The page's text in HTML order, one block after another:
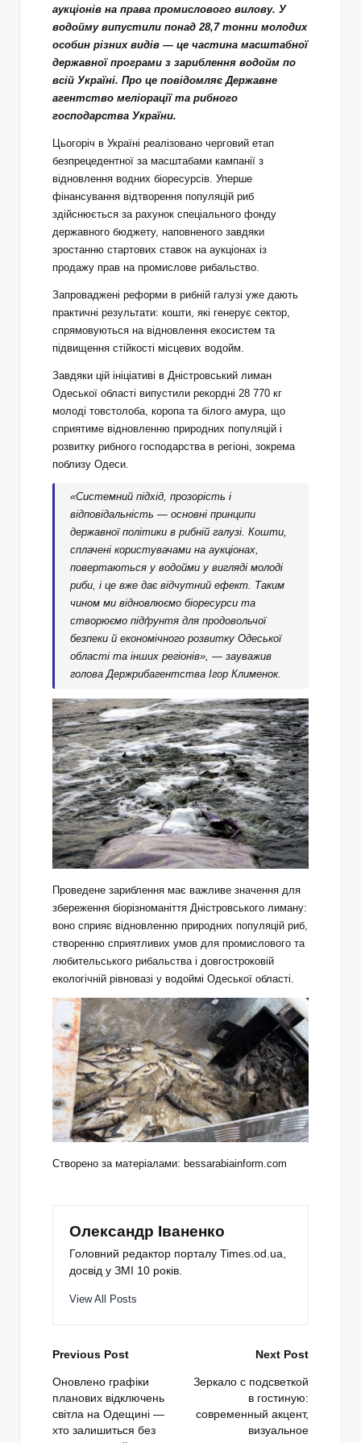
аукціонів на права промислового вилову. У
водойму випустили понад 28,7 тонни молодих
особин різних видів — це частина масштабної
державної програми з зариблення водойм по
всій Україні. Про це повідомляє Державне
агентство меліорації та рибного
господарства України.
Цьогоріч в Україні реалізовано черговий етап
безпрецедентної за масштабами кампанії з
відновлення водних біоресурсів. Уперше
фінансування відтворення популяцій риб
здійснюється за рахунок спеціального фонду
державного бюджету, наповненого завдяки
зростанню стартових ставок на аукціонах із
продажу прав на промислове рибальство.
Запроваджені реформи в рибній галузі уже дають
практичні результати: кошти, які генерує сектор,
спрямовуються на відновлення екосистем та
підвищення стійкості місцевих водойм.
Завдяки цій ініціативі в Дністровський лиман
Одеської області випустили рекордні 28 770 кг
молоді товстолоба, коропа та білого амура, що
сприятиме відновленню природних популяцій і
розвитку рибного господарства в регіоні, зокрема
поблизу Одеси.
«Системний підхід, прозорість і
відповідальність — основні принципи
державної політики в рибній галузі. Кошти,
сплачені користувачами на аукціонах,
повертаються у водойми у вигляді молоді
риби, і це вже дає відчутний ефект. Таким
чином ми відновлюємо біоресурси та
створюємо підґрунтя для продовольчої
безпеки й економічного розвитку Одеської
області та інших регіонів», — зауважив
голова Держрибагентства Ігор Клименок.
Проведене зариблення має важливе значення для
збереження біорізноманіття Дністровського лиману:
воно сприяє відновленню природних популяцій риб,
створенню сприятливих умов для промислового та
любительського рибальства і довгостроковій
екологічній рівновазі у водоймі Одеської області.
Створено за матеріалами: bessarabiainform.com
Олександр Іваненко
Головний редактор порталу Times.od.ua,
досвід у ЗМІ 10 років.
View All Posts
Post
navigation
Previous Post
Оновлено графіки
планових відключень
світла на Одещині —
хто залишиться без
Next Post
Зеркало с подсветкой
в гостиную:
современный акцент,
визуальное